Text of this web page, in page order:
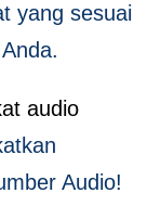
yang sesuai
audio
Audio!